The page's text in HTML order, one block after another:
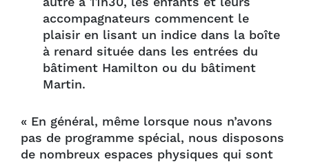
accompagnateurs commencent le
plaisir en lisant un indice dans la boîte
à renard située dans les entrées du
bâtiment Hamilton ou du bâtiment
Martin.
« En général, même lorsque nous n’avons
pas de programme spécial, nous disposons
de nombreux espaces physiques qui sont